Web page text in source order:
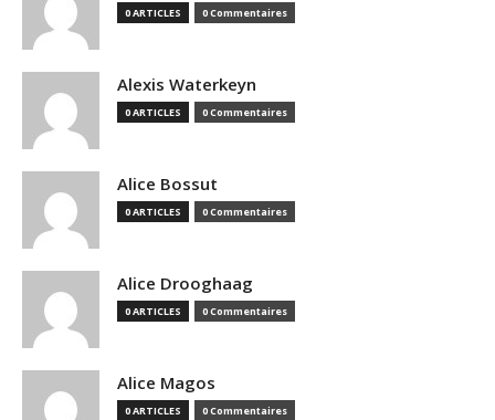
0 ARTICLES 0 Commentaires
Alexis Waterkeyn
0 ARTICLES 0 Commentaires
Alice Bossut
0 ARTICLES 0 Commentaires
Alice Drooghaag
0 ARTICLES 0 Commentaires
Alice Magos
0 ARTICLES 0 Commentaires